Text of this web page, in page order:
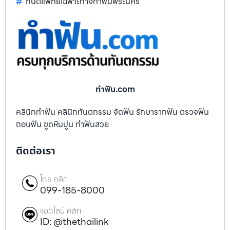
ทําฟัน.com
คลินิกทำฟัน คลินิกทันตกรรม จัดฟัน รักษารากฟัน ตรวจฟัน
ถอนฟัน ขูดหินปูน ทำฟันสวย
ติดต่อเรา
โทร คลิก
099-185-8000
แอดไลน์ คลิก
ID: @thethailink